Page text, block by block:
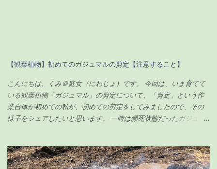
【観葉植物】初めてのガジュマルの剪定【注意すること】
こんにちは、くみ＠庭女（にわじょ）です。 今回は、いま育てて
いる観葉植物「ガジュマル」の剪定について、「剪定」という作
業自体が初めての私が、初めての剪定をしてみましたので、その
様子をシェアしたいと思います。 一時は瀕死状態だったガジュマ
いました。 現在の様子がこちらです↓（2020年6月23日） ちなみ
に前回の記事の時（復活後）は、これくらいでした↓（2020年5月